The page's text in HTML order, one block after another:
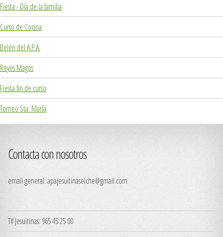
Fiesta - Día de la familia
Curso de Cocina
Belén del A.P.A.
Reyes Magos
Fiesta fin de curso
Torneo Sta. María
Contacta con nosotros
email general:apajesuitinaselche@gmail.com
Tlf Jesuitinas: 965 45 25 00